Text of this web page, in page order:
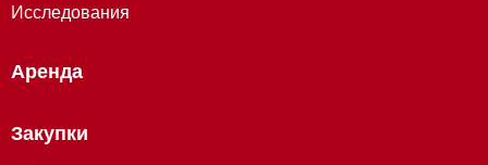
Исследования
Аренда
Закупки